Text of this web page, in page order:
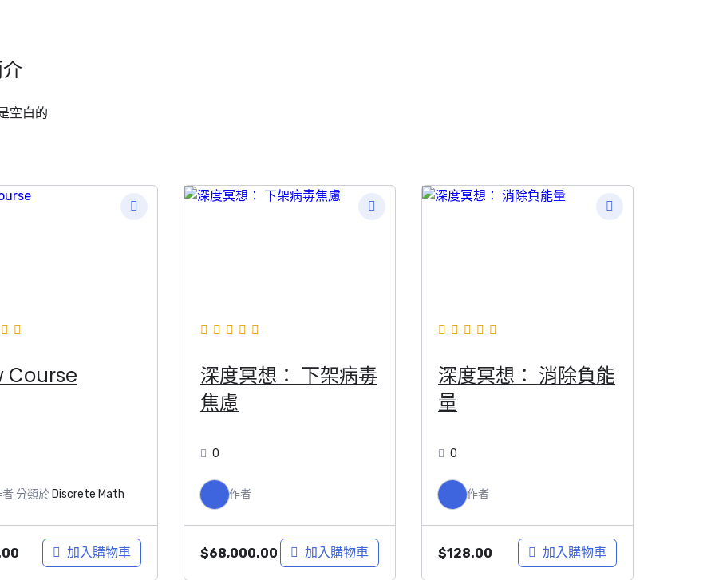
空白的
Course
者分類於 Discrete Math
加入購物車
深度冥想： 下架病毒
焦慮
0
作者
$68,000.00 加入購物車
深度冥想： 消除負能
量
0
作者
$128.00 加入購物車